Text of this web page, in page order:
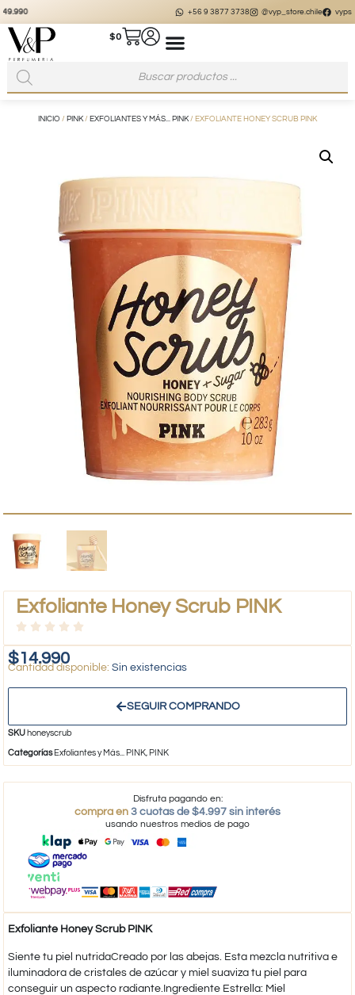
@vyp_store.chile vypstore.cl
$0
INICIO / PINK/ EXFOLIANTES Y MÁS... PINK/ EXFOLIANTE HONEY SCRUB PINK
Exfoliante Honey Scrub PINK
$14.990 Sin existencias
SEGUIR COMPRANDO
SKU honeyscrub
Categorías Exfoliantes y Más... PINK, PINK
Disfruta pagando en:
compra en 3 cuotas de $4.997 sin interés
usando nuestros medios de pago
Exfoliante Honey Scrub PINK
Siente tu piel nutridaCreado por las abejas. Esta mezcla nutritiva e
iluminadora de cristales de azúcar y miel suaviza tu piel para
conseguir un aspecto radiante.Ingrediente Estrella: Miel